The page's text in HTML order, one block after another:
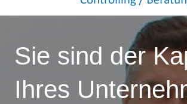
Sie sind der
Ihres